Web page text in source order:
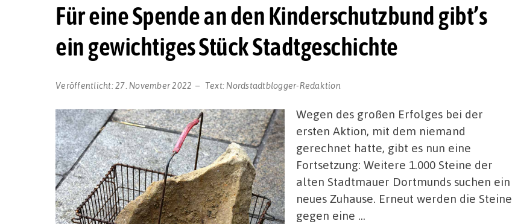
Für eine Spende an den Kinderschutzbund gibt’s
ein gewichtiges Stück Stadtgeschichte
Veröffentlicht:27. November 2022 Text: Nordstadtblogger-Redaktion
Wegen des großen Erfolges bei der
ersten Aktion, mit dem niemand
gerechnet hatte, gibt es nun eine
Fortsetzung: Weitere 1.000 Steine der
alten Stadtmauer Dortmunds suchen ein
neues Zuhause. Erneut werden die Steine
gegen eine …